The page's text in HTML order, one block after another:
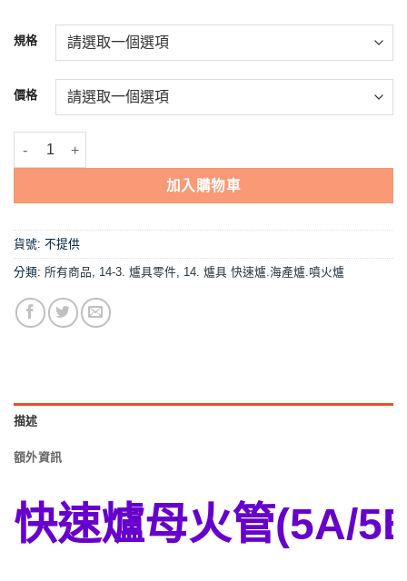
到
NT$210
規格
價格
【零件,45cm母火管】中壓,快速爐用 數量
加入購物車
貨號: 不提供
分類: 所有商品, 14-3. 爐具零件, 14. 爐具 快速爐.海產爐.噴火爐
描述
額外資訊
快速爐母火管(5A/